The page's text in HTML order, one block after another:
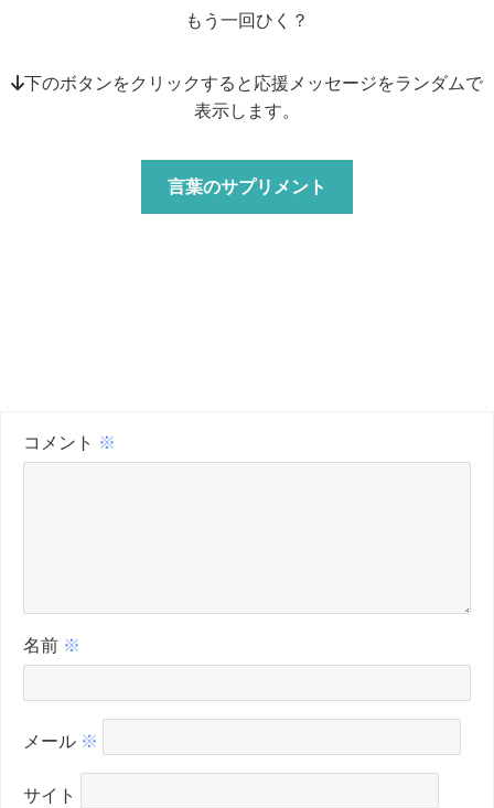
もう一回ひく？
↓下のボタンをクリックすると応援メッセージをランダムで
表示します。
言葉のサプリメント
コメント ※
名前 ※
メール ※
サイト